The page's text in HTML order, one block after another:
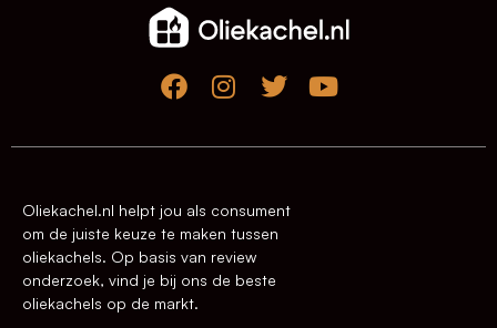
Oliekachel.nl helpt jou als consument
om de juiste keuze te maken tussen
oliekachels. Op basis van review
onderzoek, vind je bij ons de beste
oliekachels op de markt.